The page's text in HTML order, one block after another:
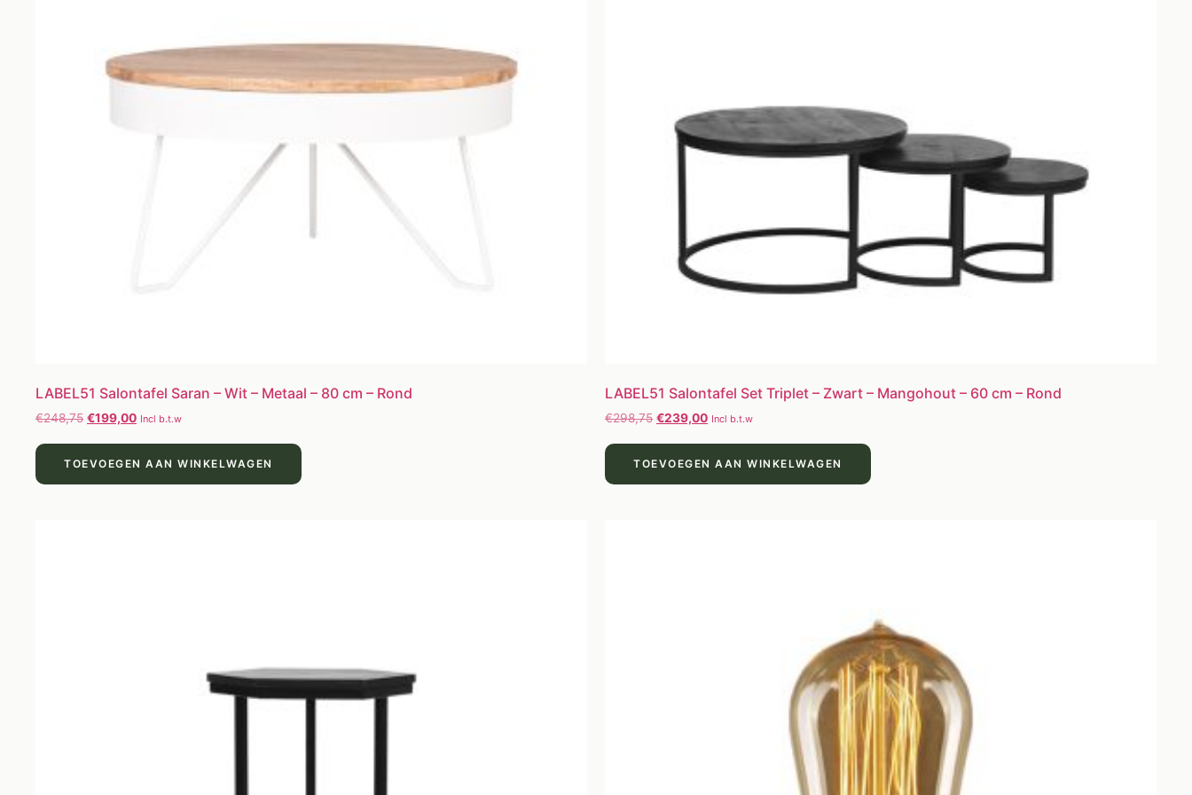
LABEL51 Salontafel Saran – Wit – Metaal – 80 cm – Rond
€248,75 €199,00 Incl b.t.w
TOEVOEGEN AAN WINKELWAGEN
LABEL51 Salontafel Set Triplet – Zwart – Mangohout – 60 cm – Rond
€298,75 €239,00 Incl b.t.w
TOEVOEGEN AAN WINKELWAGEN